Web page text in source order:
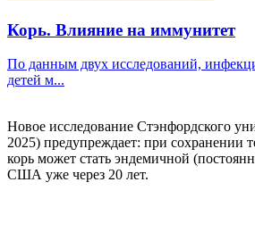
Корь. Влияние на иммунитет
По данным двух исследований,
детей м...
Новое исследование Стэнфордского
2025) предупреждает: при сохранении
корь может стать эндемичной
США уже через 20 лет.